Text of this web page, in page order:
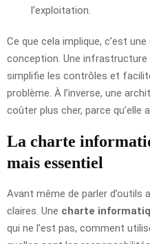
l’exploitation.
Ce que cela implique, c’est
conception. Une
simplifie les contrôles et
problème. À l’inverse, une
coûter plus cher, parce qu’elle
La charte
mais essentiel
Avant même de parler d’outils
claires. Une charte
qui ne l’est pas, comment